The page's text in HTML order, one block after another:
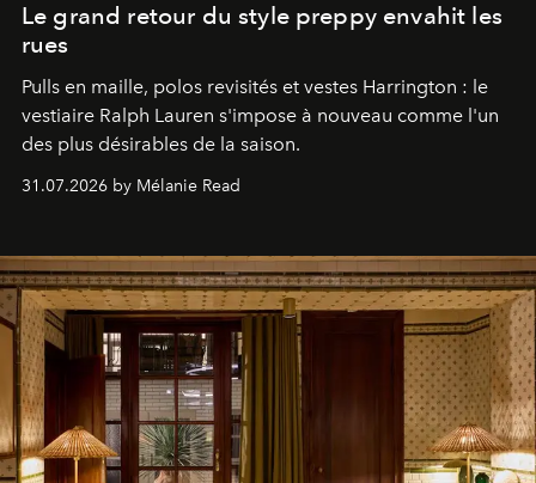
Le grand retour du style preppy envahit les
rues
Pulls en maille, polos revisités et vestes Harrington : le
vestiaire Ralph Lauren s'impose à nouveau comme l'un
des plus désirables de la saison.
31.07.2026 by Mélanie Read